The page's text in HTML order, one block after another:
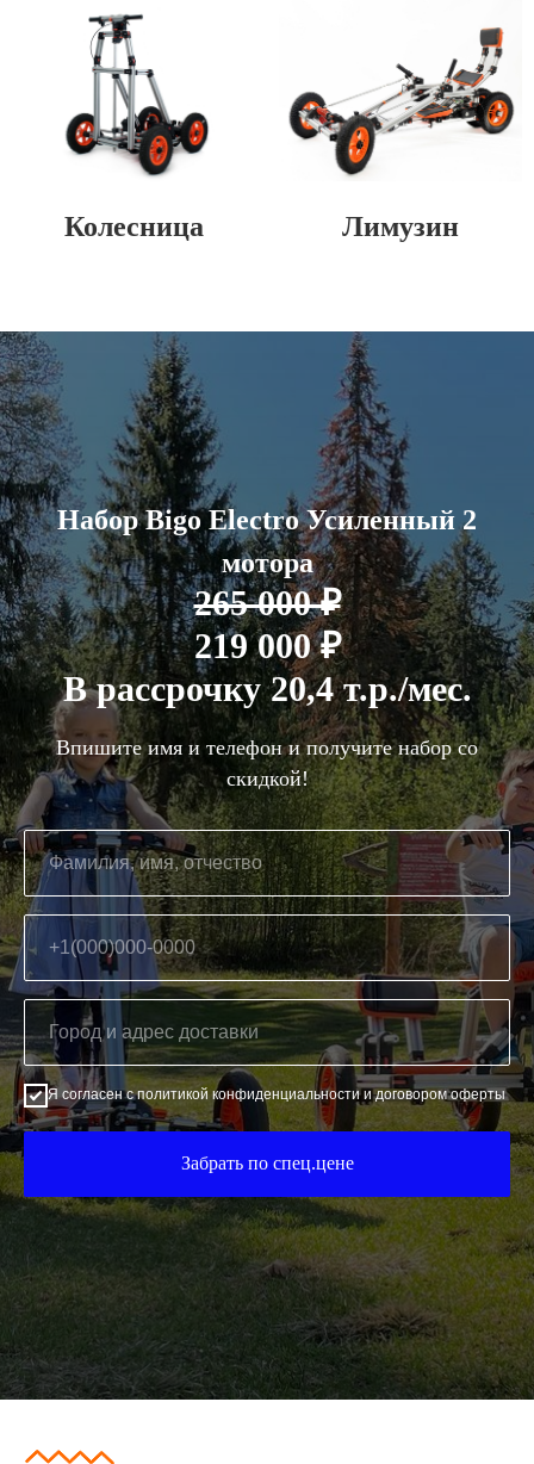
Колесница Лимузин
Набор Bigo Electro Усиленный 2
мотора
265 000 ₽
219 000 ₽
В рассрочку 20,4 т.р./мес.
Впишите имя и телефон и получите набор со
скидкой!
Я согласен сполитикой конфиденциальностиидоговором оферты
Забрать по спец.цене